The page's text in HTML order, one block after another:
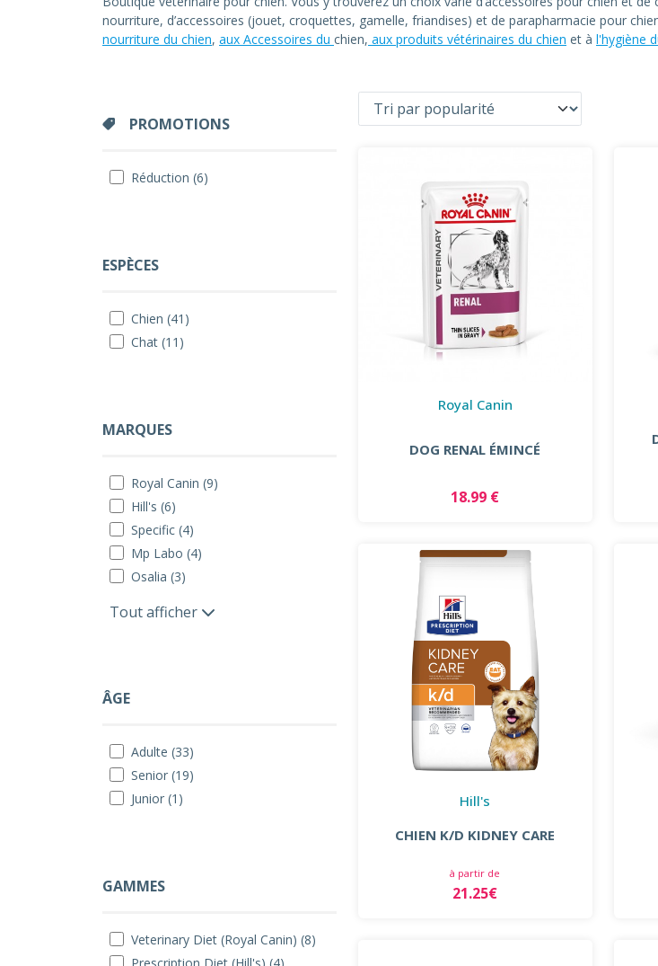
nourriture, d’accessoires (jouet, croquettes, gamelle, friandises) et de parapharmacie pour
nourriture du chien, aux Accessoires du chien, aux produits vétérinaires du chien et à l'hygiène
PROMOTIONS
Réduction (6)
ESPÈCES
Chien (41)
Chat (11)
MARQUES
Royal Canin (9)
Hill's (6)
Specific (4)
Mp Labo (4)
Osalia (3)
Tout afficher
ÂGE
Adulte (33)
Senior (19)
Junior (1)
GAMMES
Veterinary Diet (Royal Canin) (8)
Royal Canin
DOG RENAL ÉMINCÉ
18.99 €
Hill's
CHIEN K/D KIDNEY CARE
à partir de
21.25€